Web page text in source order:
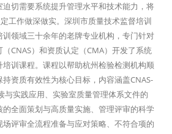
切需要系统提升管理水平和技术能力，将
工作做深做实。深圳市质量技术监督培训
领域三十余年的老牌专业机构，专门针对
CNAS）和资质认定（CMA）开发了系统
训课程。课程以帮助杭州检验检测机构顺
资质有效性为核心目标，内容涵盖CNAS-
与实践应用、实验室质量管理体系文件的
全面策划与高质量实施、管理评审的科学
评审全流程准备与应对策略、不符合项的